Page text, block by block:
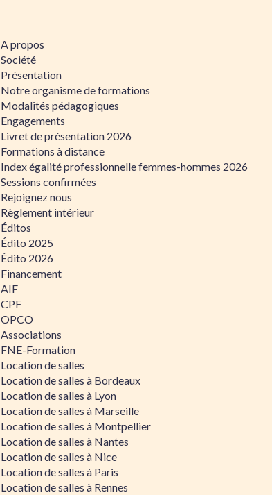
A propos
Société
Présentation
Notre organisme de formations
Modalités pédagogiques
Engagements
Livret de présentation 2026
Formations à distance
Index égalité professionnelle femmes-hommes 2026
Sessions confirmées
Rejoignez nous
Règlement intérieur
Éditos
Édito 2025
Édito 2026
Financement
AIF
CPF
OPCO
Associations
FNE-Formation
Location de salles
Location de salles à Bordeaux
Location de salles à Lyon
Location de salles à Marseille
Location de salles à Montpellier
Location de salles à Nantes
Location de salles à Nice
Location de salles à Paris
Location de salles à Rennes